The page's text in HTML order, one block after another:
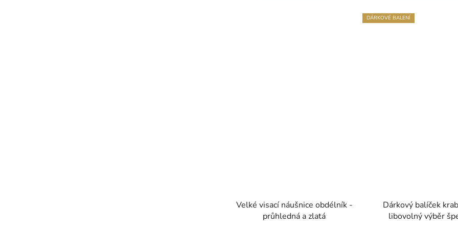
Velké visací náušnice obdélník -
průhledná a zlatá
DÁRKOVÉ BALENÍ
Dárkový balíček
libovolný výběr